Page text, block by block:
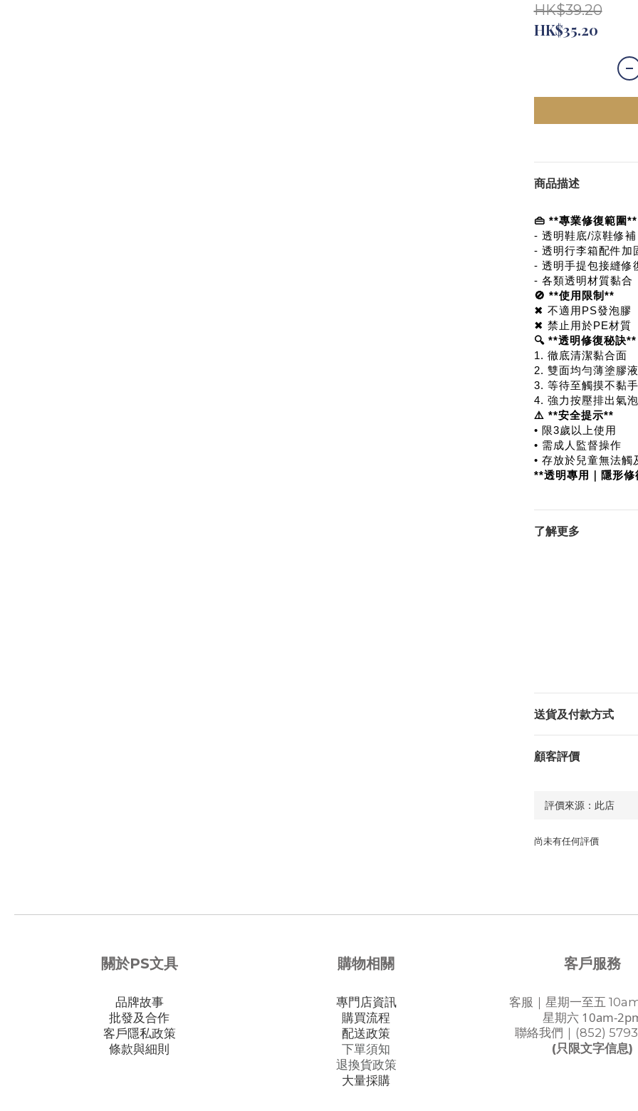
HK$39.20
HK$35.20
商品描述
👜 **專業修復範圍**
- 透明鞋底/涼鞋修補
- 透明行李箱配件加
- 透明手提包接縫修
- 各類透明材質黏合
🚫 **使用限制**
✖ 不適用PS發泡膠
✖ 禁止用於PE材質
🔍 **透明修復秘訣**
1. 徹底清潔黏合面
2. 雙面均勻薄塗膠液
3. 等待至觸摸不黏手
4. 強力按壓排出氣泡
⚠️ **安全提示**
• 限3歲以上使用
• 需成人監督操作
• 存放於兒童無法觸
**透明專用｜隱形
了解更多
送貨及付款方式
顧客評價
尚未有任何評價
關於PS文具
品牌故事
批發及合作
客戶隱私政策
條款與細則
購物相關
專門店資訊
購買流程
配送政策
下單須知
退換貨政策
大量採購
客戶服務
客服｜星期一至五
星期六 10am-
聯絡我們｜(852)
(只限文字信息)